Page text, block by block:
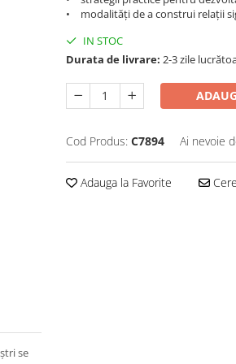
• modalităţi de a construi relaţii
IN STOC
Durata de livrare: 2-3 zile
Cod Produs: C7894 Ai nevoie
Adauga la Favorite
se